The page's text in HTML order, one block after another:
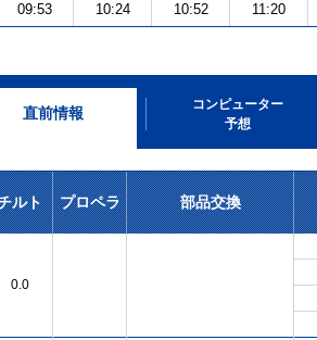
09:53 10:24 10:52 11:20
直前情報
コンピューター
予想
ルト プロペラ 部品交換
0.0